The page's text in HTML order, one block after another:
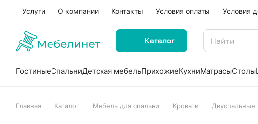
Услуги О компании Контакты Условия оплаты Условия
Каталог
ГостиныеСпальниДетская мебельПрихожиеКухниМатрасыСтолы
Главная Каталог Мебель для спальни Кровати Двуспальные